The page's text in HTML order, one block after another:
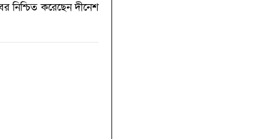
নিশ্চিত করেছেন দীনেশ